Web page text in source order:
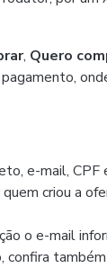
, Quero
e-mail, CPF
criou a
o e-mail
confira